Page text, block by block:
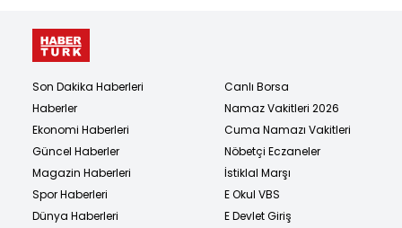
Son Dakika Haberleri
Haberler
Ekonomi Haberleri
Güncel Haberler
Magazin Haberleri
Spor Haberleri
Dünya Haberleri
Canlı Borsa
Namaz Vakitleri 2026
Cuma Namazı Vakitleri
Nöbetçi Eczaneler
İstiklal Marşı
E Okul VBS
E Devlet Giriş